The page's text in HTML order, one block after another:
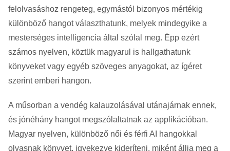
felolvasáshoz rengeteg, egymástól bizonyos mértékig
különböző hangot választhatunk, melyek mindegyike a
mesterséges intelligencia által szólal meg. Épp ezért
számos nyelven, köztük magyarul is hallgathatunk
könyveket vagy egyéb szöveges anyagokat, az ígéret
szerint emberi hangon.
A műsorban a vendég kalauzolásával utánajárnak ennek,
és jónéhány hangot megszólaltatnak az applikációban.
Magyar nyelven, különböző női és férfi AI hangokkal
olvasnak könyvet, igyekezve kideríteni, miként állja meg a